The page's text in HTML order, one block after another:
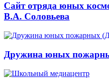
Сайт отряда юных
В.А. Соловьева
Дружина юных